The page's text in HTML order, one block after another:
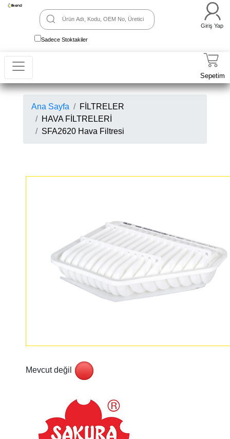
Sadece Stoktakiler
Giriş Yap
Sepetim
Ana Sayfa
FİLTRELER
HAVA FİLTRELERİ
SFA2620 Hava Filtresi
Mevcut değil